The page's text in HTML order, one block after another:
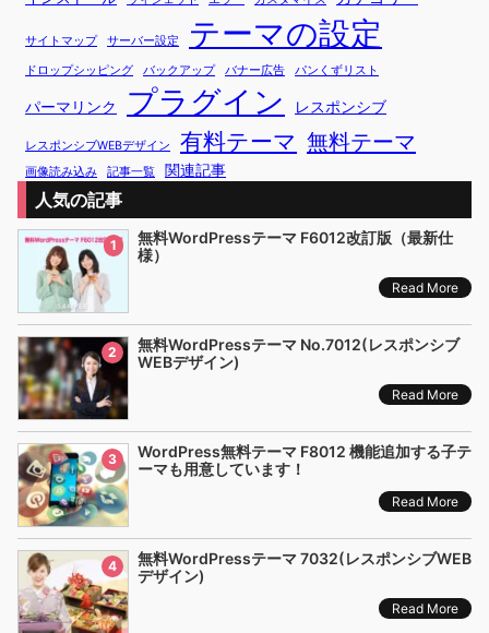
サイトマップ サーバー設定 テーマの設定
ドロップシッピング バックアップ バナー広告 パンくずリスト
パーマリンク プラグイン レスポンシブ
レスポンシブWEBデザイン 有料テーマ 無料テーマ
画像読み込み 記事一覧 関連記事
人気の記事
1
無料WordPressテーマ F6012改訂版（最新仕
様）
Read More
2
無料WordPressテーマ No.7012(レスポンシブ
WEBデザイン)
Read More
3
WordPress無料テーマ F8012 機能追加する子テ
ーマも用意しています！
Read More
4
無料WordPressテーマ 7032(レスポンシブWEB
デザイン)
Read More